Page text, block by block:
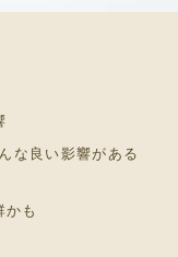
な良い影響がある
かも